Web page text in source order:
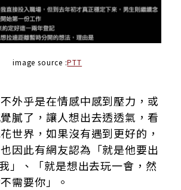
image source :PTT
外乎是在情感中感到壓力，或
膩了，讓人想出去透透氣，看
世界，如果沒有遇到更好的，
因此有網友認為「就是他要出
」、「就是想出去玩一會，然
需要你」。